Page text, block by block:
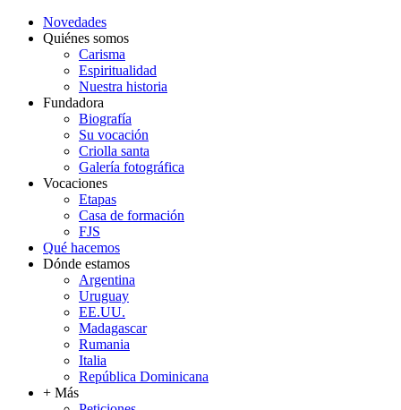
Novedades
Quiénes somos
Carisma
Espiritualidad
Nuestra historia
Fundadora
Biografía
Su vocación
Criolla santa
Galería fotográfica
Vocaciones
Etapas
Casa de formación
FJS
Qué hacemos
Dónde estamos
Argentina
Uruguay
EE.UU.
Madagascar
Rumania
Italia
República Dominicana
+ Más